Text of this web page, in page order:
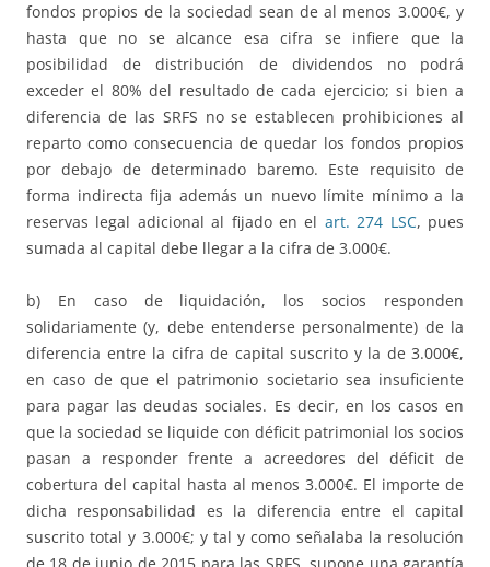
fondos propios de la sociedad sean de al menos 3.000€, y
hasta que no se alcance esa cifra se infiere que la
posibilidad de distribución de dividendos no podrá
exceder el 80% del resultado de cada ejercicio; si bien a
diferencia de las SRFS no se establecen prohibiciones al
reparto como consecuencia de quedar los fondos propios
por debajo de determinado baremo. Este requisito de
forma indirecta fija además un nuevo límite mínimo a la
reservas legal adicional al fijado en el art. 274 LSC, pues
sumada al capital debe llegar a la cifra de 3.000€.
b) En caso de liquidación, los socios responden
solidariamente (y, debe entenderse personalmente) de la
diferencia entre la cifra de capital suscrito y la de 3.000€,
en caso de que el patrimonio societario sea insuficiente
para pagar las deudas sociales. Es decir, en los casos en
que la sociedad se liquide con déficit patrimonial los socios
pasan a responder frente a acreedores del déficit de
cobertura del capital hasta al menos 3.000€. El importe de
dicha responsabilidad es la diferencia entre el capital
suscrito total y 3.000€; y tal y como señalaba la resolución